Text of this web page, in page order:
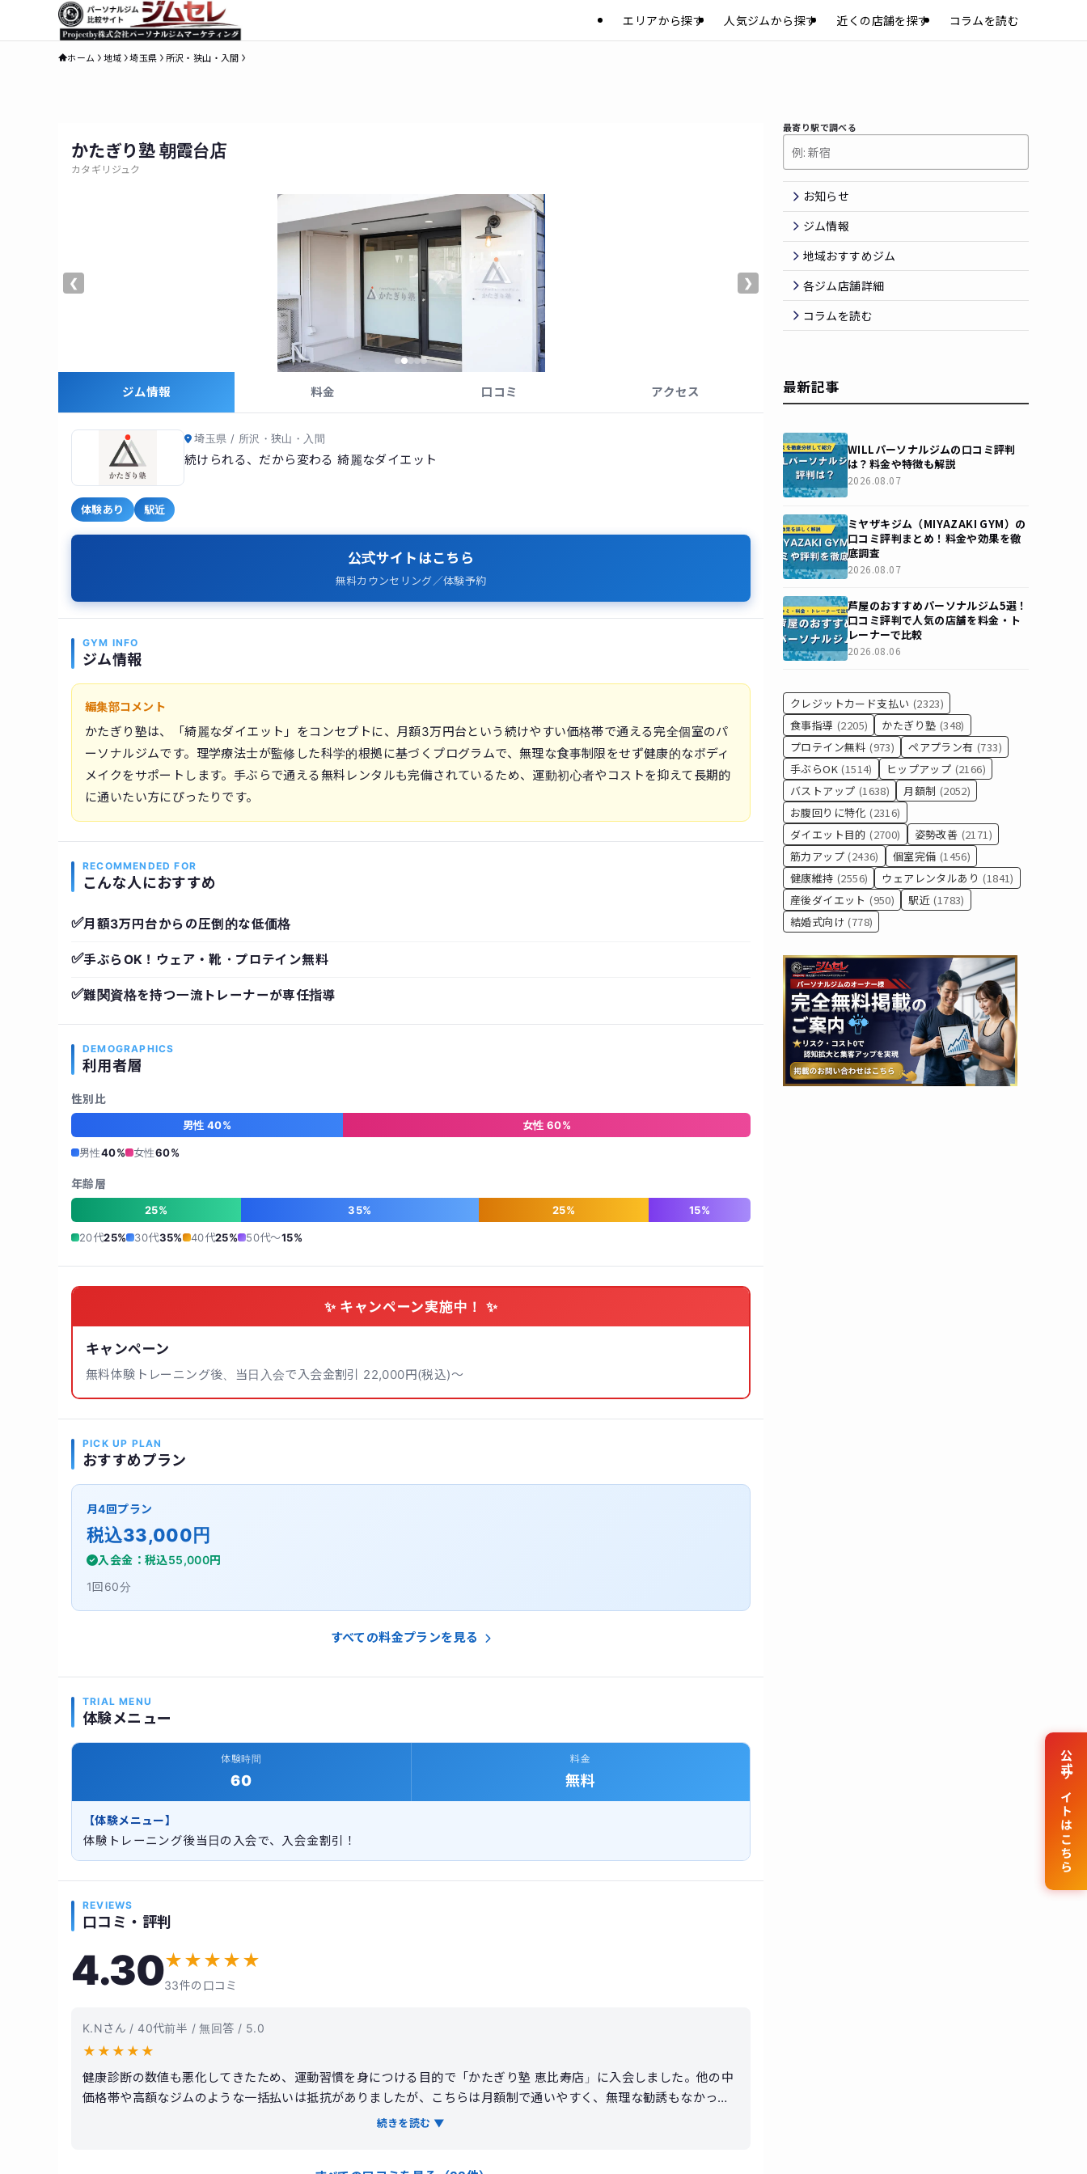
エリアから探す 人気ジムから探す 近くの店舗を探す コラムを読む
ホーム 地域 埼玉県 所沢・狭山・入間
かたぎり塾 朝霞台店
カタギリジュク
❮ ❯
ジム情報 料金 口コミ アクセス
埼玉県 / 所沢・狭山・入間
続けられる、だから変わる 綺麗なダイエット
体験あり 駅近
公式サイトはこちら
無料カウンセリング／体験予約
GYM INFO
ジム情報
編集部コメント
かたぎり塾は、「綺麗なダイエット」をコンセプトに、月額3万円台という続けやすい価格帯で通える完全個室のパ
ーソナルジムです。理学療法士が監修した科学的根拠に基づくプログラムで、無理な食事制限をせず健康的なボディ
メイクをサポートします。手ぶらで通える無料レンタルも完備されているため、運動初心者やコストを抑えて長期的
に通いたい方にぴったりです。
RECOMMENDED FOR
こんな人におすすめ
✅月額3万円台からの圧倒的な低価格
✅手ぶらOK！ウェア・靴・プロテイン無料
✅難関資格を持つ一流トレーナーが専任指導
DEMOGRAPHICS
利用者層
性別比
男性 40% 女性 60%
男性40% 女性60%
年齢層
25% 35% 25% 15%
20代25% 30代35% 40代25% 50代〜15%
✨ キャンペーン実施中！ ✨
キャンペーン
無料体験トレーニング後、当日入会で入会金割引 22,000円(税込)～
PICK UP PLAN
おすすめプラン
月4回プラン
税込33,000円
入会金：税込55,000円
1回60分
すべての料金プランを見る
TRIAL MENU
体験メニュー
体験時間
60
料金
無料
【体験メニュー】
体験トレーニング後当日の入会で、入会金割引！
REVIEWS
口コミ・評判
4.30★★★★★
33件の口コミ
K.Nさん / 40代前半 / 無回答 / 5.0
★ ★ ★ ★ ★
健康診断の数値も悪化してきたため、運動習慣を身につける目的で「かたぎり塾 恵比寿店」に入会しました。他の中
価格帯や高額なジムのような一括払いは抵抗がありましたが、こちらは月額制で通いやすく、無理な勧誘もなかった
ので自分のペースで始められると感じたのが決め手です。 実際の指導内容は非常に理論的で、単に重いものを持ち上
続きを読む ▼
最寄り駅で調べる
お知らせ
ジム情報
地域おすすめジム
各ジム店舗詳細
コラムを読む
最新記事
WILLパーソナルジムの口コミ評判
は？料金や特徴も解説
2026.08.07
ミヤザキジム（MIYAZAKI GYM）の
口コミ評判まとめ！料金や効果を徹
底調査
2026.08.07
芦屋のおすすめパーソナルジム5選！
口コミ評判で人気の店舗を料金・ト
レーナーで比較
2026.08.06
クレジットカード支払い (2323)
食事指導 (2205) かたぎり塾 (348)
プロテイン無料 (973) ペアプラン有 (733)
手ぶらOK (1514) ヒップアップ (2166)
バストアップ (1638) 月額制 (2052)
お腹回りに特化 (2316)
ダイエット目的 (2700) 姿勢改善 (2171)
筋力アップ (2436) 個室完備 (1456)
健康維持 (2556) ウェアレンタルあり (1841)
産後ダイエット (950) 駅近 (1783)
結婚式向け (778)
公式サイトはこちら